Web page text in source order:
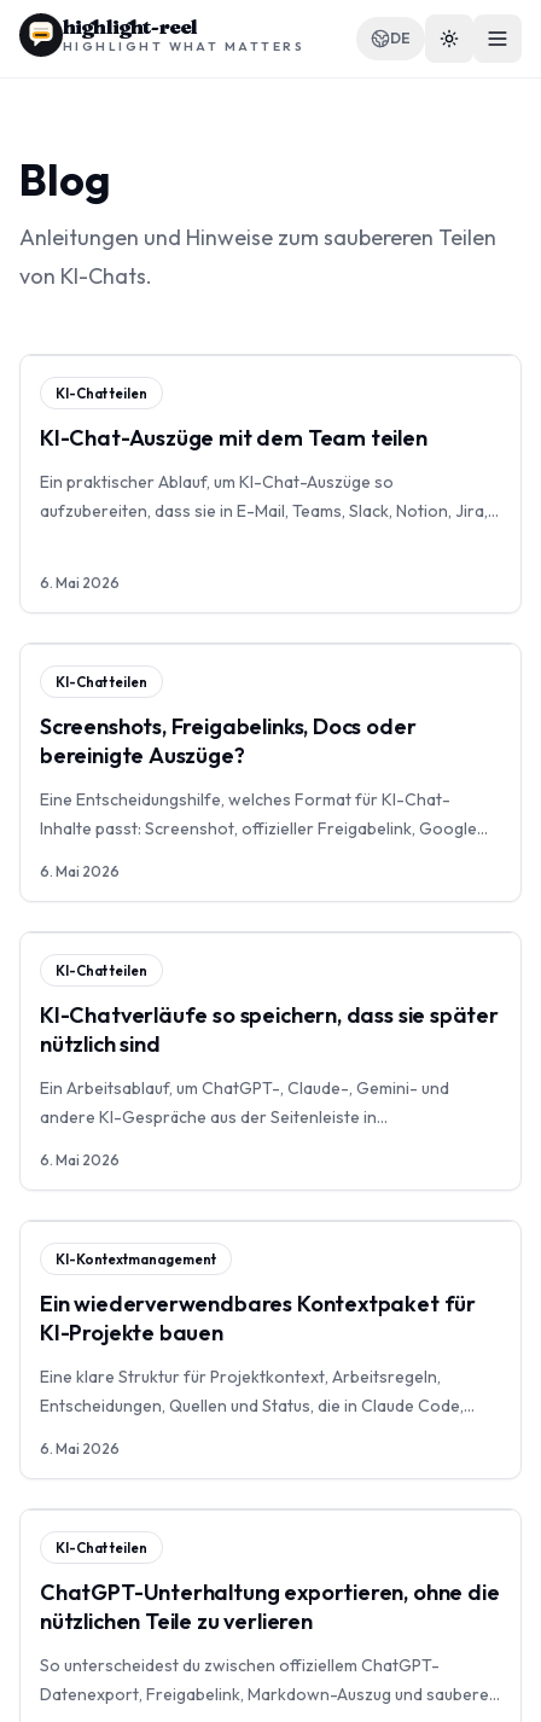
highlight-reel
HIGHLIGHT WHAT MATTERS DE
Blog
Vorlagen
Anwendungsfälle
Blog
Anleitungen und Hinweise zum saubereren Teilen
von KI-Chats.
KI-Chat teilen
KI-Chat-Auszüge mit dem Team teilen
Ein praktischer Ablauf, um KI-Chat-Auszüge so
aufzubereiten, dass sie in E-Mail, Teams, Slack, Notion, Jira,
6. Mai 2026
KI-Chat teilen
Screenshots, Freigabelinks, Docs oder
bereinigte Auszüge?
Eine Entscheidungshilfe, welches Format für KI-Chat-
Inhalte passt: Screenshot, offizieller Freigabelink, Google
6. Mai 2026
KI-Chat teilen
KI-Chatverläufe so speichern, dass sie später
nützlich sind
Ein Arbeitsablauf, um ChatGPT-, Claude-, Gemini- und
andere KI-Gespräche aus der Seitenleiste in
6. Mai 2026
KI-Kontextmanagement
Ein wiederverwendbares Kontextpaket für
KI-Projekte bauen
Eine klare Struktur für Projektkontext, Arbeitsregeln,
Entscheidungen, Quellen und Status, die in Claude Code,
6. Mai 2026
KI-Chat teilen
ChatGPT-Unterhaltung exportieren, ohne die
nützlichen Teile zu verlieren
So unterscheidest du zwischen offiziellem ChatGPT-
Datenexport, Freigabelink, Markdown-Auszug und sauberer